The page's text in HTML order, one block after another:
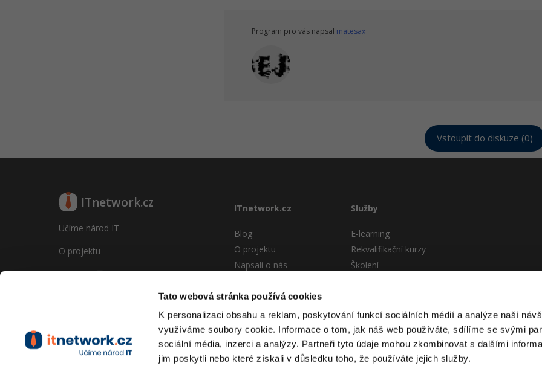
Tato webová stránka používá cookies
K personalizaci obsahu a reklam, poskytování funkcí sociálních médií a analýze naší
využíváme soubory cookie. Informace o tom, jak náš web používáte, sdílíme se svými
sociální média, inzerci a analýzy. Partneři tyto údaje mohou zkombinovat s dalšími
jim poskytli nebo které získali v důsledku toho, že používáte jejich služby.
Program pro vás napsal matesax
Vstoupit do diskuze (0)
ITnetwork.cz
Učíme národ IT
O projektu
ITnetwork.cz
Blog
O projektu
Napsali o nás
Vývoj systému
Provozní podmínky
RSS
Kontakt
Služby
E-learning
Rekvalifikační kurzy
Školení